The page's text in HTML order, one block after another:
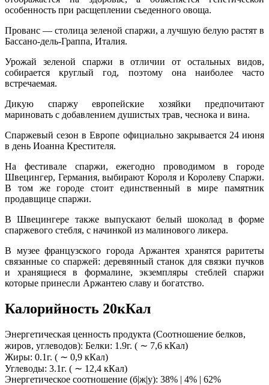
особенность при расщеплении съеденного овоща.
Прованс — столица зеленой спаржи, а лучшую белую растят в
Бассано-дель-Граппа, Италия.
Урожай зеленой спаржи в отличии от остальных видов,
собирается круглый год, поэтому она наиболее часто
встречаемая.
Дикую спаржу европейские хозяйки предпочитают
мариновать с добавлением душистых трав, чеснока и вина.
Спаржевый сезон в Европе официально закрывается 24 июня
в день Иоанна Крестителя.
На фестивале спаржи, ежегодно проводимом в городе
Швецингер, Германия, выбирают Короля и Королеву Спаржи.
В том же городе стоит единственный в мире памятник
продавщице спаржи.
В Швецингере также выпускают белый шоколад в форме
спаржевого стебля, с начинкой из малинового ликера.
В музее французского города Аржантея хранятся раритеты
связанные со спаржей: деревянный станок для связки пучков
и хранящиеся в формалине, экземпляры стеблей спаржи
которые принесли Аржантею славу и богатство.
Калорийность 20кКал
Энергетическая ценность продукта (Соотношение белков,
жиров, углеводов): Белки: 1.9г. ( ∼ 7,6 кКал)
Жиры: 0.1г. ( ∼ 0,9 кКал)
Углеводы: 3.1г. ( ∼ 12,4 кКал)
Энергетическое соотношение (б|ж|у): 38% | 4% | 62%